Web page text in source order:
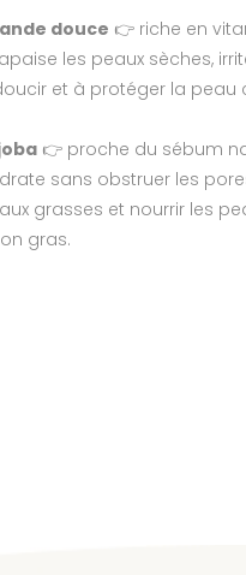
douce 👉 riche en
les peaux sèches,
et à protéger la peau
👉 proche du sébum
sans obstruer les
grasses et nourrir les
gras.